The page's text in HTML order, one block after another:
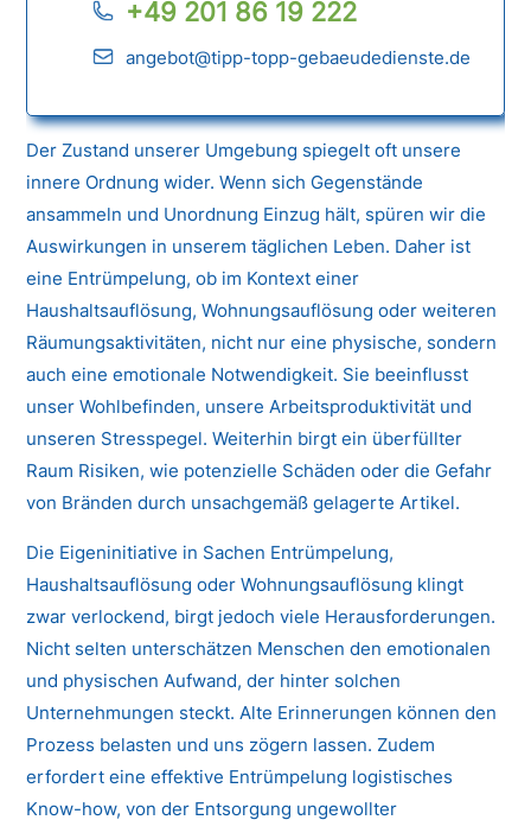
+49 201 86 19 222
angebot@tipp-topp-gebaeudedienste.de
Der Zustand unserer Umgebung spiegelt oft unsere
innere Ordnung wider. Wenn sich Gegenstände
ansammeln und Unordnung Einzug hält, spüren wir die
Auswirkungen in unserem täglichen Leben. Daher ist
eine Entrümpelung, ob im Kontext einer
Haushaltsauflösung, Wohnungsauflösung oder weiteren
Räumungsaktivitäten, nicht nur eine physische, sondern
auch eine emotionale Notwendigkeit. Sie beeinflusst
unser Wohlbefinden, unsere Arbeitsproduktivität und
unseren Stresspegel. Weiterhin birgt ein überfüllter
Raum Risiken, wie potenzielle Schäden oder die Gefahr
von Bränden durch unsachgemäß gelagerte Artikel.
Die Eigeninitiative in Sachen Entrümpelung,
Haushaltsauflösung oder Wohnungsauflösung klingt
zwar verlockend, birgt jedoch viele Herausforderungen.
Nicht selten unterschätzen Menschen den emotionalen
und physischen Aufwand, der hinter solchen
Unternehmungen steckt. Alte Erinnerungen können den
Prozess belasten und uns zögern lassen. Zudem
erfordert eine effektive Entrümpelung logistisches
Know-how, von der Entsorgung ungewollter